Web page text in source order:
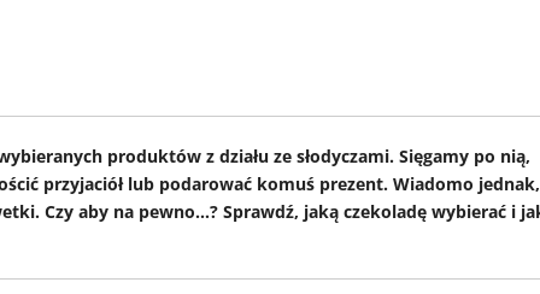
produktów z działu ze słodyczami. Sięgamy po nią,
przyjaciół lub podarować komuś prezent. Wiadomo
Czy aby na pewno…? Sprawdź, jaką czekoladę wybierać i